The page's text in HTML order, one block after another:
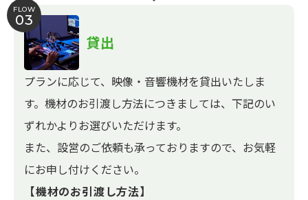
FLOW
03
貸出
プランに応じて、映像・音響機材を貸出いたしま
す。機材のお引渡し方法につきましては、下記のい
ずれかよりお選びいただけます。
また、設営のご依頼も承っておりますので、お気軽
にお申し付けください。
【機材のお引渡し方法】